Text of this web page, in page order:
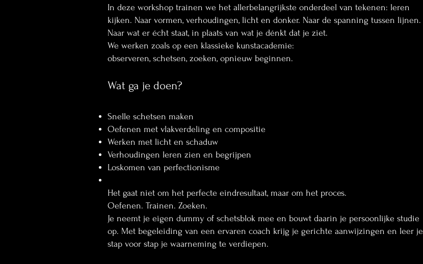
Art Center
In deze workshop trainen we het allerbelangrijkste onderdeel van tekenen: leren
kijken. Naar vormen, verhoudingen, licht en donker. Naar de spanning tussen lijnen.
Naar wat er écht staat, in plaats van wat je dénkt dat je ziet.
We werken zoals op een klassieke kunstacademie:
observeren, schetsen, zoeken, opnieuw beginnen.
Wat ga je doen?
Snelle schetsen maken
Oefenen met vlakverdeling en compositie
Werken met licht en schaduw
Verhoudingen leren zien en begrijpen
Loskomen van perfectionisme
Het gaat niet om het perfecte eindresultaat, maar om het proces.
Oefenen. Trainen. Zoeken.
Je neemt je eigen dummy of schetsblok mee en bouwt daarin je persoonlijke studie
op. Met begeleiding van een ervaren coach krijg je gerichte aanwijzingen en leer je
stap voor stap je waarneming te verdiepen.